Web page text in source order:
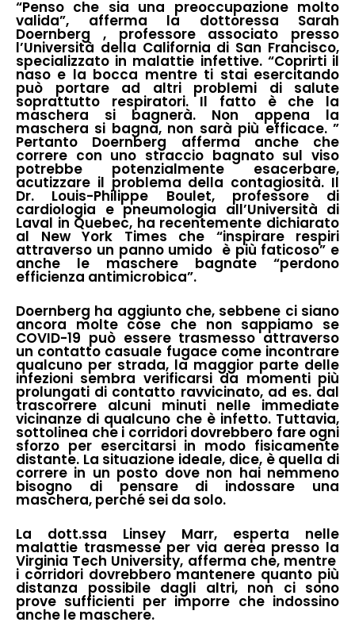
“Penso che sia una preoccupazione molto
valida”, afferma la dottoressa Sarah
Doernberg , professore associato presso
l’Università della California di San Francisco,
specializzato in malattie infettive. “Coprirti il
naso e la bocca mentre ti stai esercitando
può portare ad altri problemi di salute
soprattutto respiratori. Il fatto è che la
maschera si bagnerà. Non appena la
maschera si bagna, non sarà più efficace. ”
Pertanto Doernberg afferma anche che
correre con uno straccio bagnato sul viso
potrebbe potenzialmente esacerbare,
acutizzare il problema della contagiosità. Il
Dr. Louis-Philippe Boulet, professore di
cardiologia e pneumologia all’Università di
Laval in Quebec, ha recentemente dichiarato
al New York Times che “inspirare respiri
attraverso un panno umido è più faticoso” e
anche le maschere bagnate “perdono
efficienza antimicrobica”.
Doernberg ha aggiunto che, sebbene ci siano
ancora molte cose che non sappiamo se
COVID-19 può essere trasmesso attraverso
un contatto casuale fugace come incontrare
qualcuno per strada, la maggior parte delle
infezioni sembra verificarsi da momenti più
prolungati di contatto ravvicinato, ad es. dal
trascorrere alcuni minuti nelle immediate
vicinanze di qualcuno che è infetto. Tuttavia,
sottolinea che i corridori dovrebbero fare ogni
sforzo per esercitarsi in modo fisicamente
distante. La situazione ideale, dice, è quella di
correre in un posto dove non hai nemmeno
bisogno di pensare di indossare una
maschera, perché sei da solo.
La dott.ssa Linsey Marr, esperta nelle
malattie trasmesse per via aerea presso la
Virginia Tech University, afferma che, mentre
i corridori dovrebbero mantenere quanto più
distanza possibile dagli altri, non ci sono
prove sufficienti per imporre che indossino
anche le maschere.